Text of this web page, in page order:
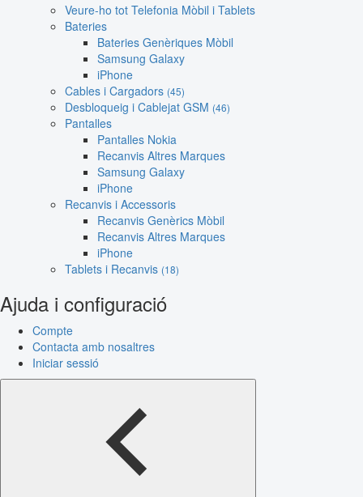
Veure-ho tot Telefonia Mòbil i Tablets
Bateries
Bateries Genèriques Mòbil
Samsung Galaxy
iPhone
Cables i Cargadors (45)
Desbloqueig i Cablejat GSM (46)
Pantalles
Pantalles Nokia
Recanvis Altres Marques
Samsung Galaxy
iPhone
Recanvis i Accessoris
Recanvis Genèrics Mòbil
Recanvis Altres Marques
iPhone
Tablets i Recanvis (18)
Ajuda i configuració
Compte
Contacta amb nosaltres
Iniciar sessió